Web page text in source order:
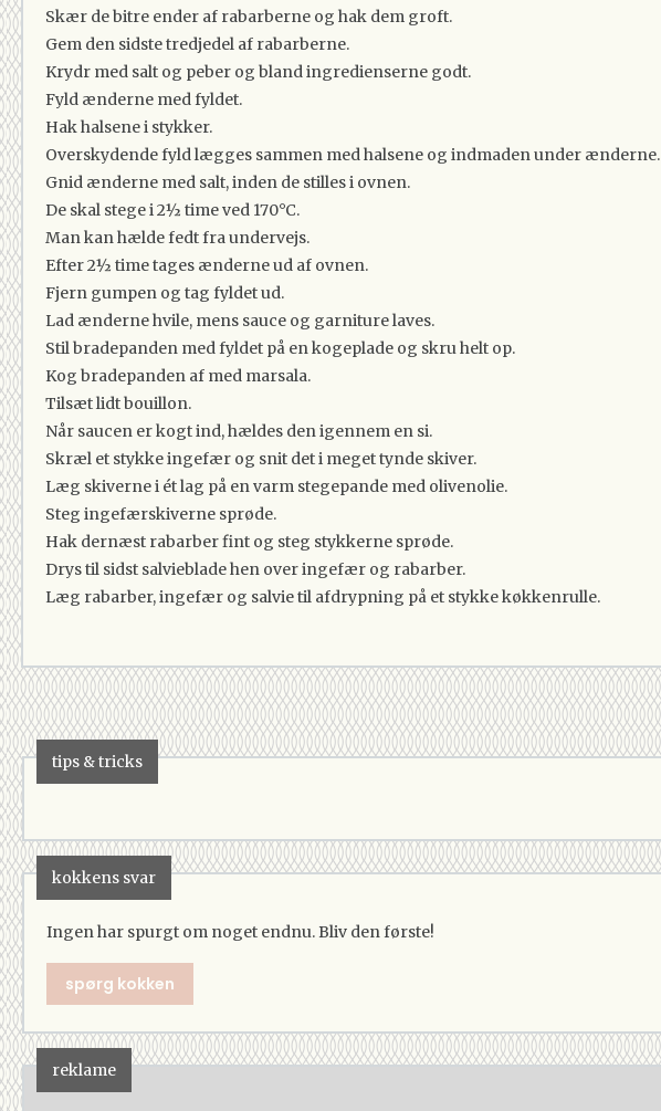
Skær de bitre ender af rabarberne og hak dem groft.
Gem den sidste tredjedel af rabarberne.
Krydr med salt og peber og bland ingredienserne godt.
Fyld ænderne med fyldet.
Hak halsene i stykker.
Overskydende fyld lægges sammen med halsene og indmaden under ænderne.
Gnid ænderne med salt, inden de stilles i ovnen.
De skal stege i 2½ time ved 170°C.
Man kan hælde fedt fra undervejs.
Efter 2½ time tages ænderne ud af ovnen.
Fjern gumpen og tag fyldet ud.
Lad ænderne hvile, mens sauce og garniture laves.
Stil bradepanden med fyldet på en kogeplade og skru helt op.
Kog bradepanden af med marsala.
Tilsæt lidt bouillon.
Når saucen er kogt ind, hældes den igennem en si.
Skræl et stykke ingefær og snit det i meget tynde skiver.
Læg skiverne i ét lag på en varm stegepande med olivenolie.
Steg ingefærskiverne sprøde.
Hak dernæst rabarber fint og steg stykkerne sprøde.
Drys til sidst salvieblade hen over ingefær og rabarber.
Læg rabarber, ingefær og salvie til afdrypning på et stykke køkkenrulle.
tips & tricks
kokkens svar
Ingen har spurgt om noget endnu. Bliv den første!
spørg kokken
reklame